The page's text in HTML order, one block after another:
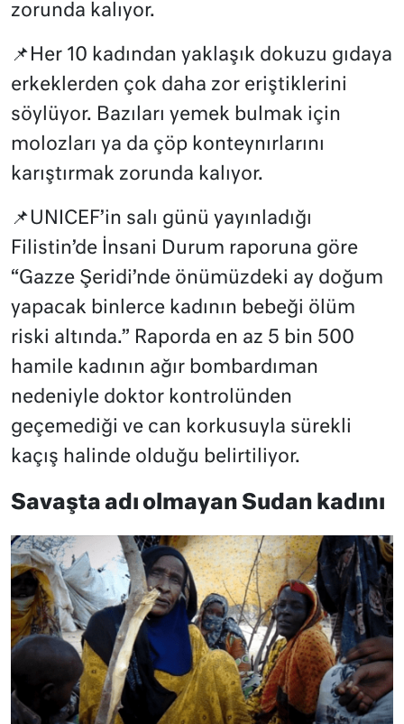
zorunda kalıyor.
📌Her 10 kadından yaklaşık dokuzu gıdaya
erkeklerden çok daha zor eriştiklerini
söylüyor. Bazıları yemek bulmak için
molozları ya da çöp konteynırlarını
karıştırmak zorunda kalıyor.
📌UNICEF’in salı günü yayınladığı
Filistin’de İnsani Durum raporuna göre
“Gazze Şeridi’nde önümüzdeki ay doğum
yapacak binlerce kadının bebeği ölüm
riski altında.” Raporda en az 5 bin 500
hamile kadının ağır bombardıman
nedeniyle doktor kontrolünden
geçemediği ve can korkusuyla sürekli
kaçış halinde olduğu belirtiliyor.
Savaşta adı olmayan Sudan kadını